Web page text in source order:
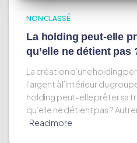
NON CLASSÉ
La holding peut-elle
qu’elle ne détient pas
La création d’une holding
l’argent à l’intérieur du
holding peut-elle prêter sa
qu’elle ne détient pas ?
Read more